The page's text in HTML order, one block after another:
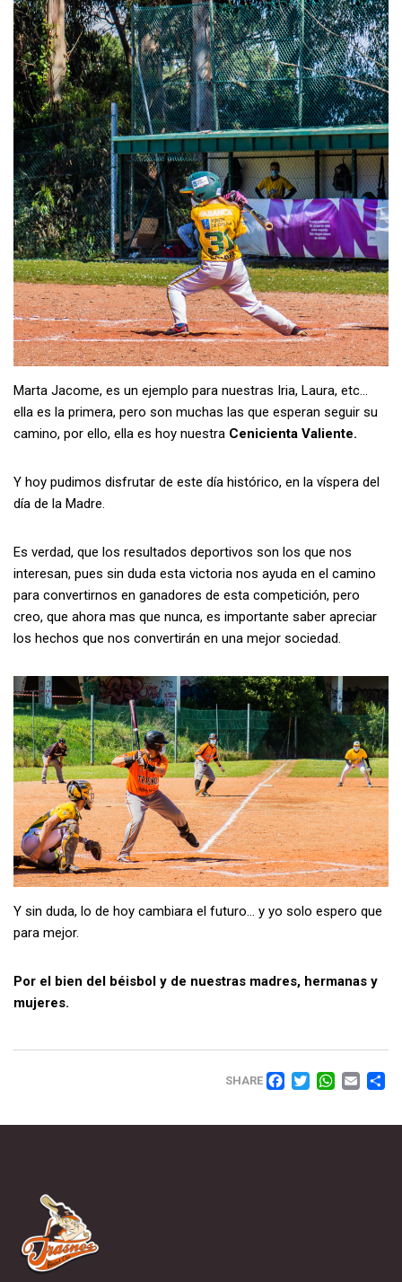
Marta Jacome, es un ejemplo para nuestras Iria, Laura, etc…
ella es la primera, pero son muchas las que esperan seguir su
camino, por ello, ella es hoy nuestra Cenicienta Valiente.
Y hoy pudimos disfrutar de este día histórico, en la víspera del
día de la Madre.
Es verdad, que los resultados deportivos son los que nos
interesan, pues sin duda esta victoria nos ayuda en el camino
para convertirnos en ganadores de esta competición, pero
creo, que ahora mas que nunca, es importante saber apreciar
los hechos que nos convertirán en una mejor sociedad.
Y sin duda, lo de hoy cambiara el futuro… y yo solo espero que
para mejor.
Por el bien del béisbol y de nuestras madres, hermanas y
mujeres.
SHARE